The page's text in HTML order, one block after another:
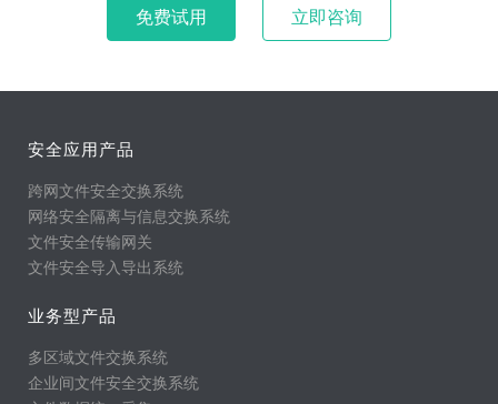
免费试用 立即咨询
安全应用产品
跨网文件安全交换系统
网络安全隔离与信息交换系统
文件安全传输网关
文件安全导入导出系统
业务型产品
多区域文件交换系统
企业间文件安全交换系统